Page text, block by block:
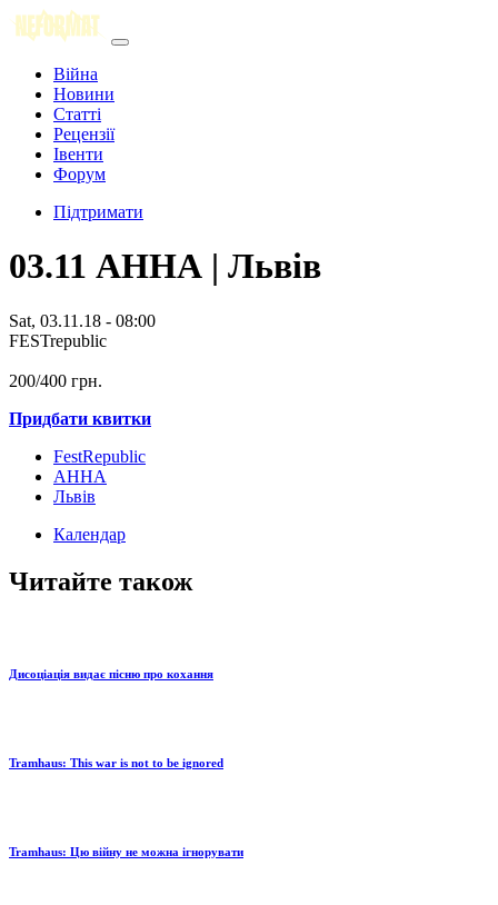
Війна
Новини
Статті
Рецензії
Івенти
Форум
Підтримати
03.11 АННА | Львів
Sat, 03.11.18 - 08:00
FESTrepublic
200/400 грн.
Придбати квитки
FestRepublic
АННА
Львів
Календар
Читайте також
Дисоціація видає пісню про кохання
Tramhaus: Тhis war is not to be ignored
Tramhaus: Цю війну не можна ігнорувати